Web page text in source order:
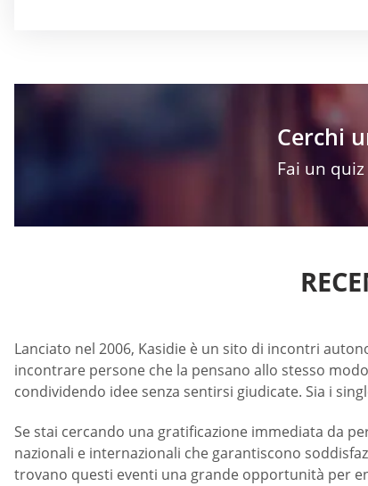
Cerchi
Fai un
Lanciato nel 2006, Kasidie è un sito di incontri
incontrare persone che la pensano allo stesso
condividendo idee senza sentirsi giudicate. Sia i
Se stai cercando una gratificazione immediata da
nazionali e internazionali che garantiscono
trovano questi eventi una grande opportunità per